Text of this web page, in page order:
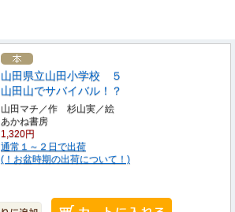
山田県立山田小学校 ５
山田山でサバイバル！？
山田マチ／作 杉山実／絵
あかね書房
1,320円
通常１～２日で出荷
(！お盆時期の出荷について！)